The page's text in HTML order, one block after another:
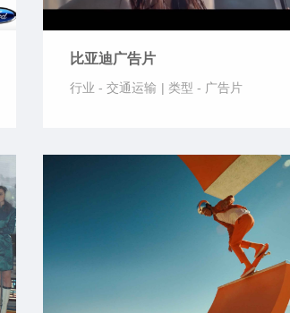
比亚迪广告片
行业 - 交通运输 | 类型 - 广告片